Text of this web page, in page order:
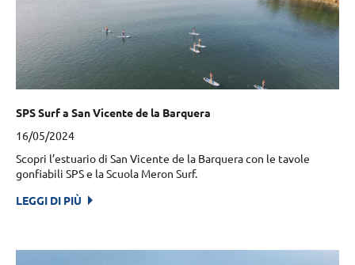
SPS Surf a San Vicente de la Barquera
16/05/2024
Scopri l’estuario di San Vicente de la Barquera con le tavole
gonfiabili SPS e la Scuola Meron Surf.
LEGGI DI PIÙ